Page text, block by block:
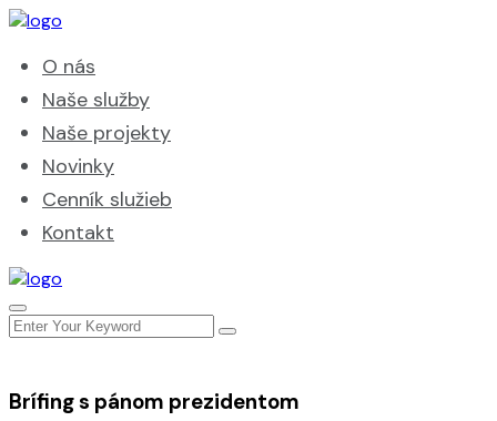
O nás
Naše služby
Naše projekty
Novinky
Cenník služieb
Kontakt
Brífing s pánom prezidentom